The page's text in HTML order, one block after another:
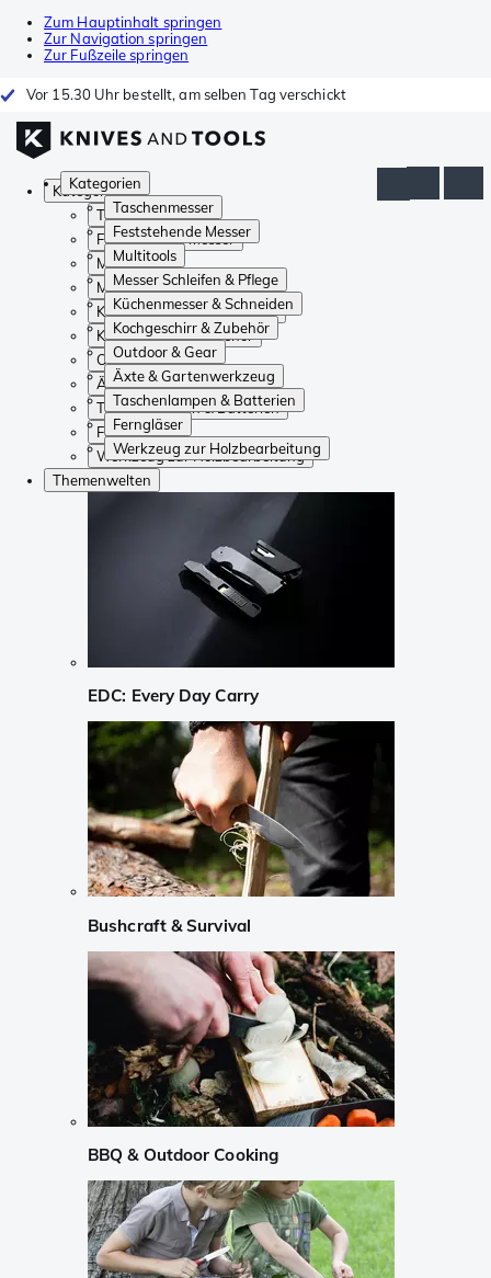
Zum Hauptinhalt springen
Zur Navigation springen
Zur Fußzeile springen
Vor 15.30 Uhr bestellt, am selben Tag verschickt
Kategorien
Taschenmesser
Feststehende Messer
Multitools
Messer Schleifen & Pflege
Küchenmesser & Schneiden
Kochgeschirr & Zubehör
Outdoor & Gear
Äxte & Gartenwerkzeug
Taschenlampen & Batterien
Ferngläser
Werkzeug zur Holzbearbeitung
Kategorien
Taschenmesser
Feststehende Messer
Multitools
Messer Schleifen & Pflege
Küchenmesser & Schneiden
Kochgeschirr & Zubehör
Outdoor & Gear
Äxte & Gartenwerkzeug
Taschenlampen & Batterien
Ferngläser
Werkzeug zur Holzbearbeitung
Themenwelten
EDC: Every Day Carry
Bushcraft & Survival
BBQ & Outdoor Cooking